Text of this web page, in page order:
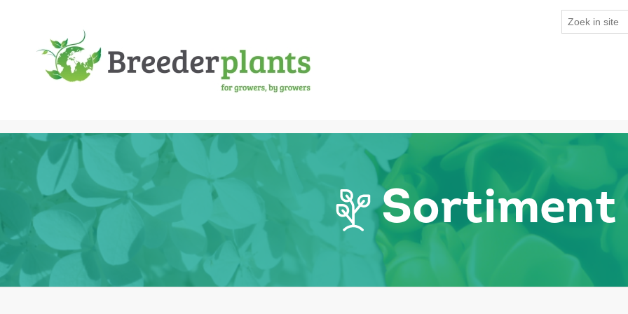
Sortiment